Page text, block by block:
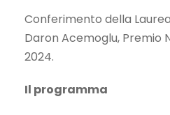
Conferimento della
Daron Acemoglu, Premio
2024.
Il programma